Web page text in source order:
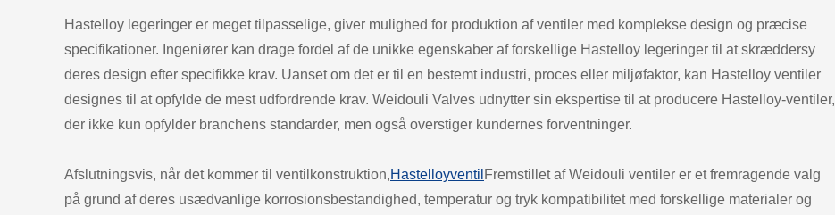
Hastelloy legeringer er meget tilpasselige, giver mulighed for produktion af ventiler med komplekse design og præcise
specifikationer. Ingeniører kan drage fordel af de unikke egenskaber af forskellige Hastelloy legeringer til at skræddersy
deres design efter specifikke krav. Uanset om det er til en bestemt industri, proces eller miljøfaktor, kan Hastelloy ventiler
designes til at opfylde de mest udfordrende krav. Weidouli Valves udnytter sin ekspertise til at producere Hastelloy-ventiler,
der ikke kun opfylder branchens standarder, men også overstiger kundernes forventninger.
Afslutningsvis, når det kommer til ventilkonstruktion,Hastelloyventil Fremstillet af Weidouli ventiler er et fremragende valg
på grund af deres usædvanlige korrosionsbestandighed, temperatur og tryk kompatibilitet med forskellige materialer og